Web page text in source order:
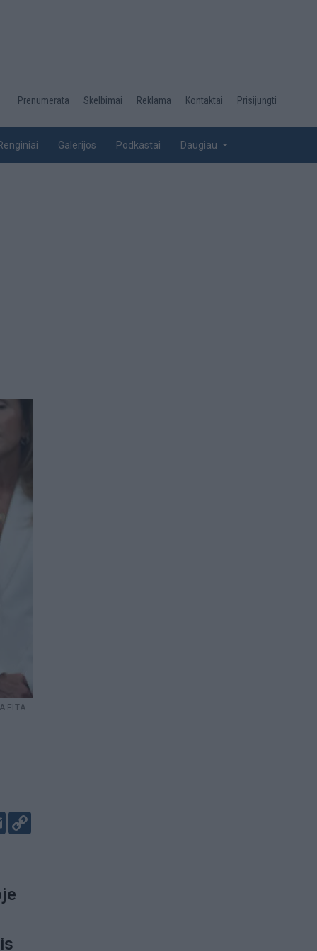
Desktop
top
Prenumerata Skelbimai Reklama Kontaktai Prisijungti
Galerijos Podkastai Daugiau
ELTA
Email